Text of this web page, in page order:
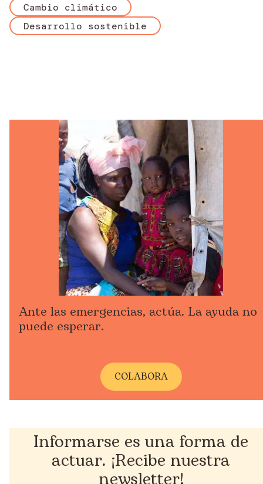
Cambio climático
Desarrollo sostenible
Ante las emergencias, actúa. La ayuda no
puede esperar.
COLABORA
Informarse es una forma de
actuar. ¡Recibe nuestra